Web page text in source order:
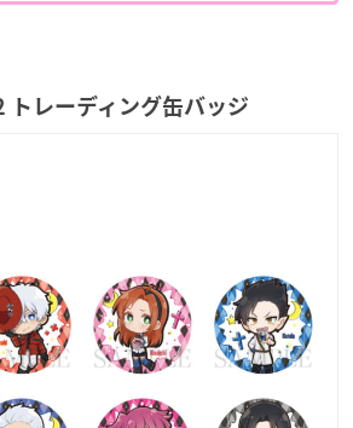
トレーディング缶バッジ